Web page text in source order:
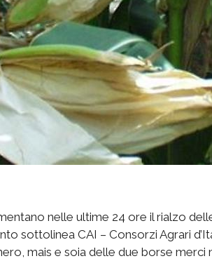
nelle ultime 24 ore il rialzo
sottolinea CAI – Consorzi Agrari
mais e soia delle due borse merci